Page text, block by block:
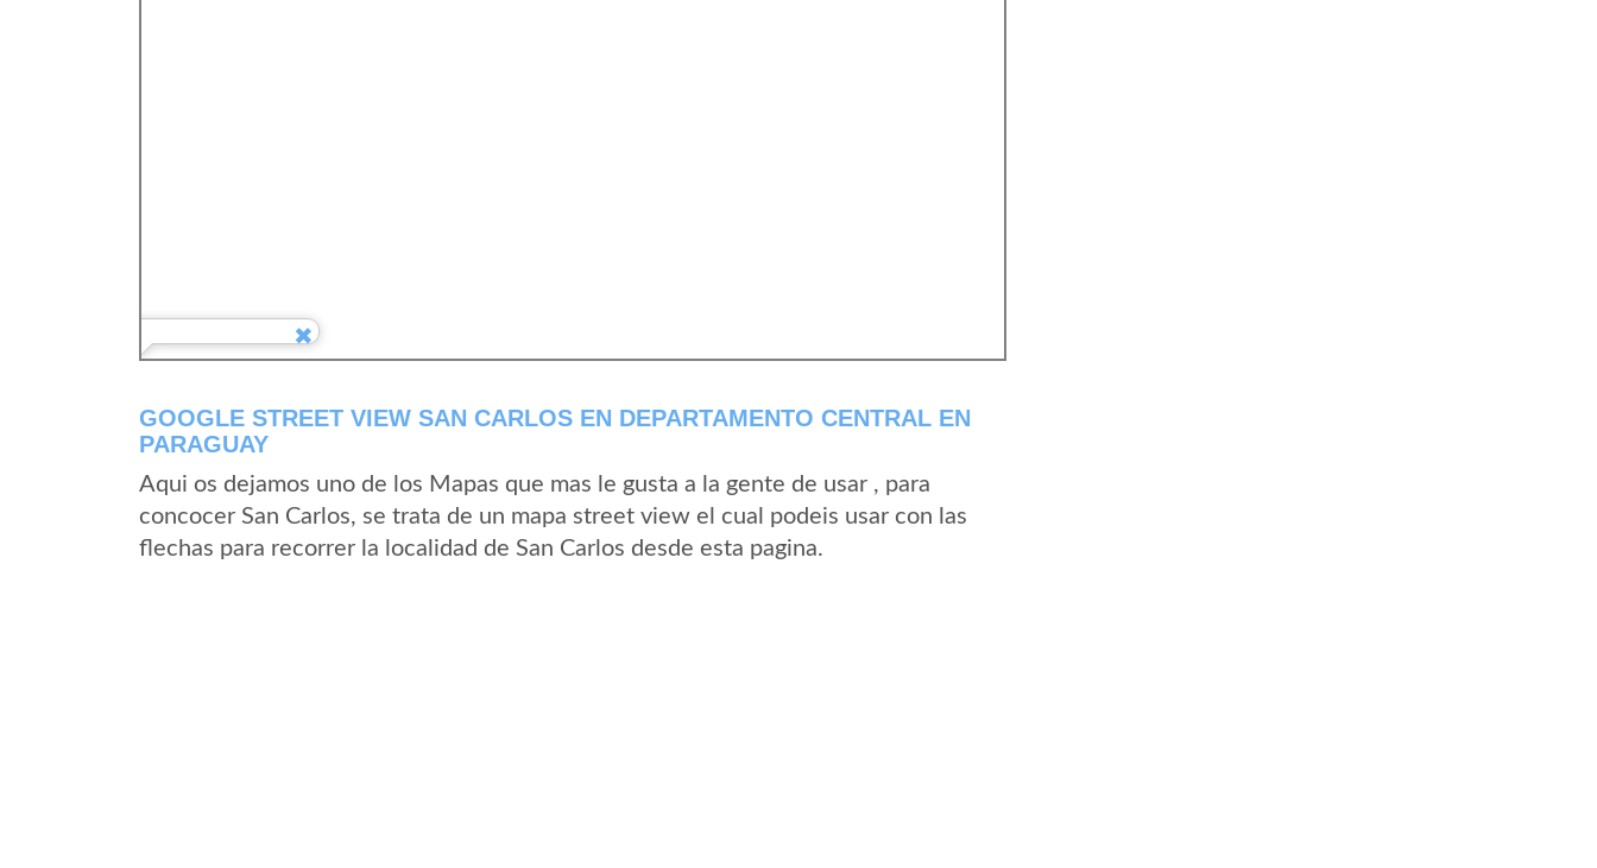
GOOGLE STREET VIEW SAN CARLOS EN DEPARTAMENTO CENTRAL EN
PARAGUAY
Aqui os dejamos uno de los Mapas que mas le gusta a la gente de usar , para
concocer San Carlos, se trata de un mapa street view el cual podeis usar con las
flechas para recorrer la localidad de San Carlos desde esta pagina.